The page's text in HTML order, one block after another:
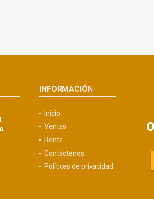
INFORMACIÓN
Inicio
Ventas
Renta
Contáctenos
Políticas de privacidad